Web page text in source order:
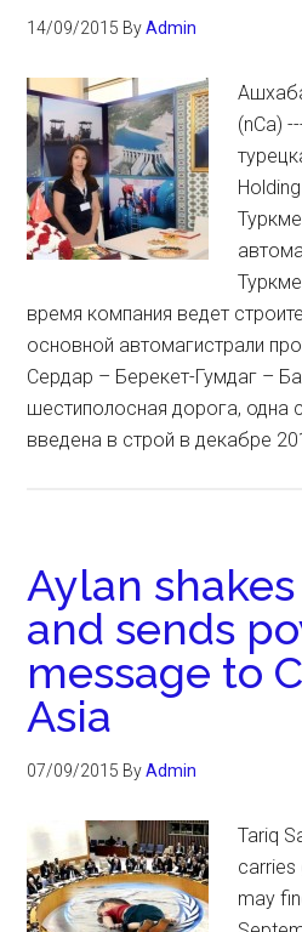
14/09/2015 ByAdmin
(nCa)
время компания ведет
основной автомагистрали
Сердар – Берекет-Гумдаг –
шестиполосная дорога, одна
введена в строй в декабре
Aylan
and sends
message to
Asia
07/09/2015 ByAdmin
Tariq
carries
may